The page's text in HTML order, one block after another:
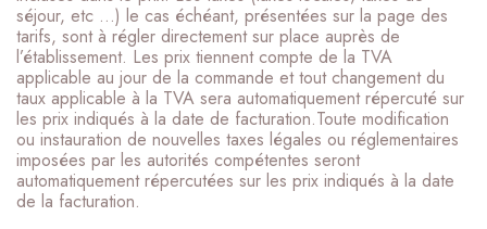
séjour, etc …) le cas échéant, présentées sur la page des
tarifs, sont à régler directement sur place auprès de
l’établissement. Les prix tiennent compte de la TVA
applicable au jour de la commande et tout changement du
taux applicable à la TVA sera automatiquement répercuté sur
les prix indiqués à la date de facturation.Toute modification
ou instauration de nouvelles taxes légales ou réglementaires
imposées par les autorités compétentes seront
automatiquement répercutées sur les prix indiqués à la date
de la facturation.